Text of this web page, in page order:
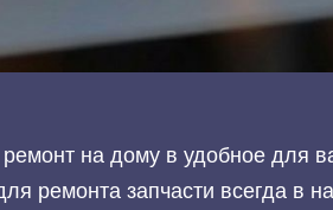
на дому в удобное для
ремонта запчасти всегда в